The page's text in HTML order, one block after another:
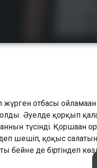
жүрген отбасы
Әуелде қорқып
түсінді. Қоршаған
шешіп, қоқыс
бейне де біртіндеп